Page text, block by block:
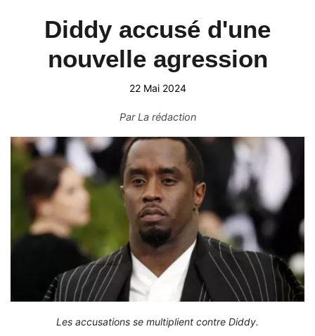
Diddy accusé d'une
nouvelle agression
22 Mai 2024
ParLa rédaction
Les accusations se multiplient contre Diddy.